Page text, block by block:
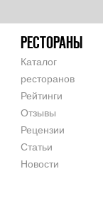
РЕСТОРАНЫ
Каталог
ресторанов
Рейтинги
Отзывы
Рецензии
Статьи
Новости